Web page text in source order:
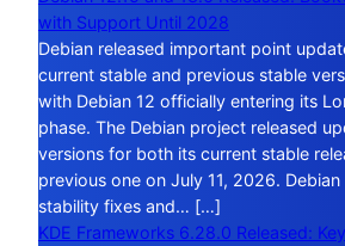
with Support Until 2028
Debian released important point
current stable and previous stable
with Debian 12 officially entering its
phase. The Debian project released
versions for both its current stable
previous one on July 11, 2026.
stability fixes and… […]
KDE Frameworks 6.28.0 Released: